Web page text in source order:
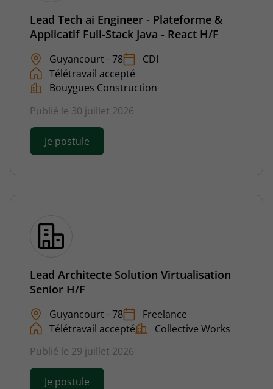
Lead Tech ai Engineer - Plateforme &
Applicatif Full-Stack Java - React H/F
Guyancourt - 78
CDI
Télétravail accepté
Bouygues Construction
Publié le 30 juillet 2026
Je postule
Lead Architecte Solution Virtualisation
Senior H/F
Guyancourt - 78
Freelance
Télétravail accepté
Collective Works
Publié le 29 juillet 2026
Je postule